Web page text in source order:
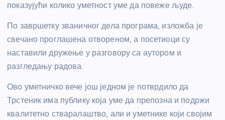
показујући колико уметност уме да повеже људе.
По завршетку званичног дела програма, изложба је
свечано проглашена отвореном, а посетиоци су
наставили дружење у разговору са аутором и
разгледању радова.
Ово уметничко вече још једном је потврдило да
Трстеник има публику која уме да препозна и подржи
квалитетно стваралаштво, али и уметнике који својим